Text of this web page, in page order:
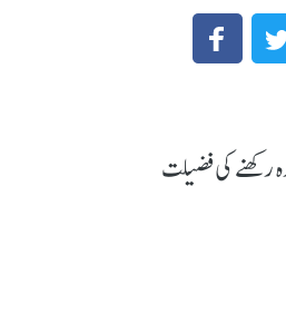
رکھنے کی فضیلت